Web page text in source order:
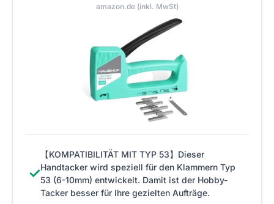
amazon.de (inkl. MwSt)
✓
【KOMPATIBILITÄT MIT TYP 53】Dieser
Handtacker wird speziell für den Klammern Typ
53 (6-10mm) entwickelt. Damit ist der Hobby-
Tacker besser für Ihre gezielten Aufträge.